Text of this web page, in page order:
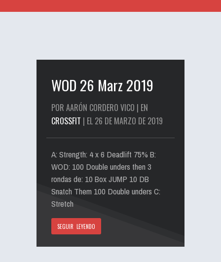
WOD 26 Marz 2019
POR AARÓN CORDERO VICO | EN
CROSSFIT | EL 26 DE MARZO DE 2019
A: Strength: 4 x 6 Deadlift 75% B:
WOD: 100 Double unders then 3
rondas de: 10 Box JUMP 10 DB
Snatch Them 100 Double unders C:
Stretch
SEGUIR LEYENDO